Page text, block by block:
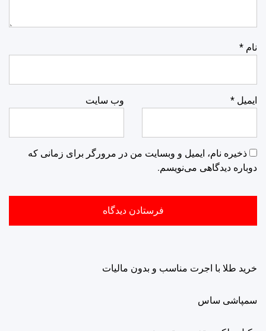
نام *
ایمیل * وب‌ سایت
ذخیره نام، ایمیل و وبسایت من در مرورگر برای زمانی که
دوباره دیدگاهی می‌نویسم.
خرید طلا با اجرت مناسب و بدون مالیات
سمپاشی ساس